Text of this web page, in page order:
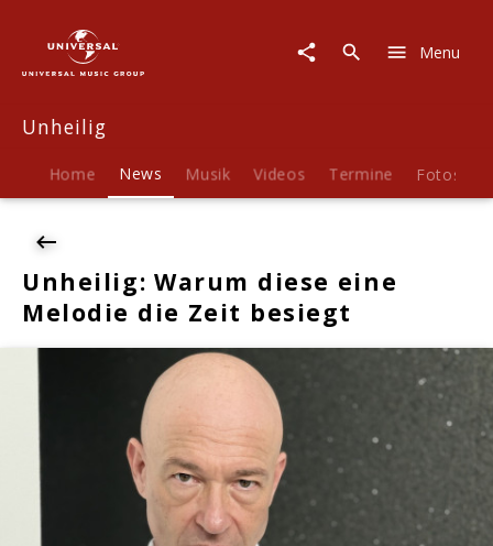
Warum
Melodie
Menu
Unheilig
Home News Musik Videos Termine Fotos
Unheilig: Warum diese eine
Melodie die Zeit besiegt